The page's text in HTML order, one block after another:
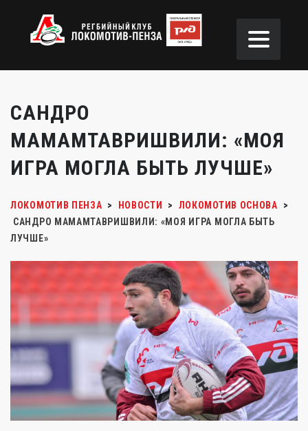
САНДРО
МАМАМТАВРИШВИЛИ: «МОЯ
ИГРА МОГЛА БЫТЬ ЛУЧШЕ»
ЛОКОМОТИВ ПЕНЗА > НОВОСТИ > ЛОКОМОТИВ ОСНОВА
>
САНДРО МАМАМТАВРИШВИЛИ: «МОЯ ИГРА МОГЛА БЫТЬ
ЛУЧШЕ»